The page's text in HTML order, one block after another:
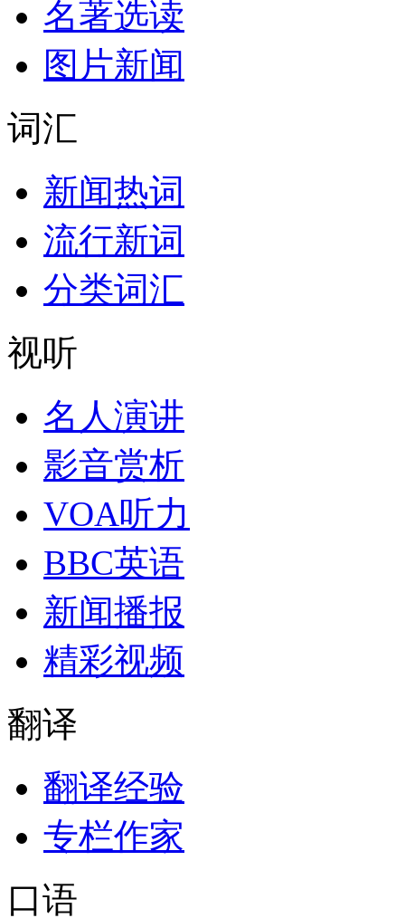
名著选读
图片新闻
词汇
新闻热词
流行新词
分类词汇
视听
名人演讲
影音赏析
VOA听力
BBC英语
新闻播报
精彩视频
翻译
翻译经验
专栏作家
口语